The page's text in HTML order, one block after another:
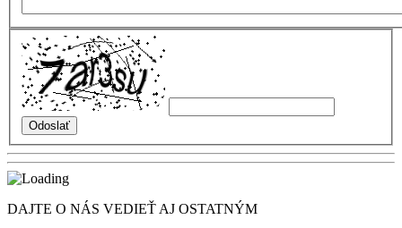
DAJTE O NÁS VEDIEŤ AJ OSTATNÝM